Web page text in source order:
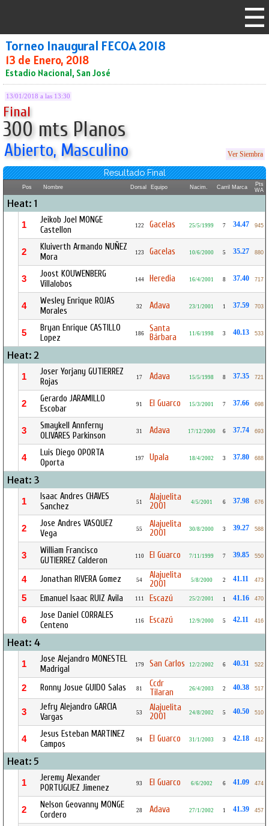
Torneo Inaugural FECOA 2018
13 de Enero, 2018
Estadio Nacional, San José
13/01/2018 a las 13:30
Final
300 mts Planos
Abierto, Masculino Ver Siembra
Resultado Final
Pos Nombre Dorsal Equipo Nacim. Carril Marca
Pts
WA
Heat: 1
1
Jeikob Joel MONGE
Castellon
122 Gacelas 25/5/1999 7 34.47 945
2
Kluiverth Armando NUÑEZ
Mora
123 Gacelas 10/6/2000 5 35.27 880
3
Joost KOUWENBERG
Villalobos
144 Heredia 16/4/2001 8 37.40 717
4
Wesley Enrique ROJAS
Morales
32 Adava 23/1/2001 1 37.59 703
5
Bryan Enrique CASTILLO
Lopez
186
Santa
Bárbara
11/6/1998 3 40.13 533
Heat: 2
1
Joser Yorjany GUTIERREZ
Rojas
17 Adava 15/5/1998 8 37.35 721
2
Gerardo JARAMILLO
Escobar
91 El Guarco 15/3/2001 7 37.66 698
3
Smaykell Annferny
OLIVARES Parkinson
31 Adava 17/12/2000 6 37.74 693
4
Luis Diego OPORTA
Oporta
197 Upala 18/4/2002 3 37.80 688
Heat: 3
1
Isaac Andres CHAVES
Sanchez
51
Alajuelita
2001
4/5/2001 6 37.98 676
2
Jose Andres VASQUEZ
Vega
55
Alajuelita
2001
30/8/2000 3 39.27 588
3
William Francisco
GUTIERREZ Calderon
110 El Guarco 7/11/1999 7 39.85 550
4 Jonathan RIVERA Gomez 54
Alajuelita
2001
5/8/2000 2 41.11 473
5 Emanuel Isaac RUIZ Avila 111 Escazú 25/2/2001 1 41.16 470
6
Jose Daniel CORRALES
Centeno
116 Escazú 12/9/2000 5 42.11 416
Heat: 4
1
Jose Alejandro MONESTEL
Madrigal
179 San Carlos 12/2/2002 6 40.31 522
2 Ronny Josue GUIDO Salas 81
Ccdr
Tilaran
26/4/2003 2 40.38 517
3
Jefry Alejandro GARCIA
Vargas
53
Alajuelita
2001
24/8/2002 5 40.50 510
4
Jesus Esteban MARTINEZ
Campos
94 El Guarco 31/1/2003 3 42.18 412
Heat: 5
1
Jeremy Alexander
PORTUGUEZ Jimenez
93 El Guarco 6/6/2002 6 41.09 474
2
Nelson Geovanny MONGE
Cordero
28 Adava 27/1/2002 1 41.39 457